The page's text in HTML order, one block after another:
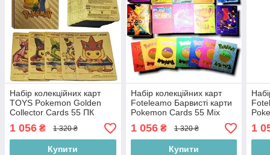
Набір колекційних карт
TOYS Pokemon Golden
Collector Cards 55 ПК
Золоті
1 056 ₴ 1 320 ₴
Купити
Набір колекційних карт
Foteleamo Барвисті карти
Pokemon Cards 55 Mix
Collector Cards
1 056₴ 1 320 ₴
Купити
1